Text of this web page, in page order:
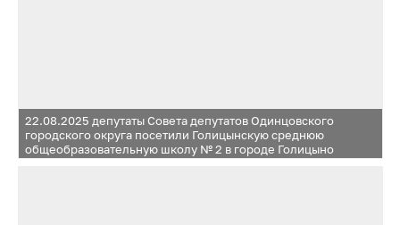
22.08.2025 депутаты Совета депутатов Одинцовского
городского округа посетили Голицынскую среднюю
общеобразовательную школу № 2 в городе Голицыно